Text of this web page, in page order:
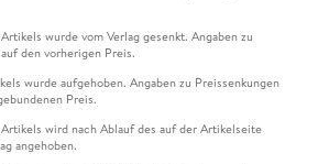
wurde vom Verlag gesenkt. Angaben zu
den vorherigen Preis.
wurde aufgehoben. Angaben zu Preissenkungen
Preis.
wird nach Ablauf des auf der Artikelseite
angehoben.